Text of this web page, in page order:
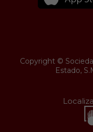
Copyright ©
Estado,